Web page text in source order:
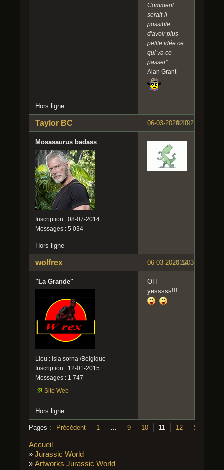
Comment
serait-il
possible
d'avoir plus
petite idée ce
qui va ce
passer".
Alan Grant
Hors ligne
#219
06-03-2020 10:29:00
Taylor BC
Mosasaurus badass
Inscription : 08-07-2014
Messages : 5 034
Hors ligne
#220
06-03-2020 14:30:35
wolfrex
"La Grande"
Lieu : isla sorna /Belgique
Inscription : 12-01-2015
Messages : 1 747
Site Web
OH
yesssss!!!
Hors ligne
Pages : Précédent 1 9 10 11 12 Suivant
Accueil
» Jurassic World
» Artworks Jurassic World